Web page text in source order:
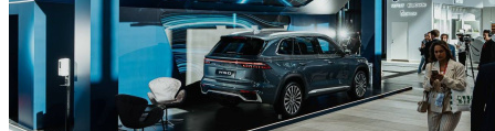
«Русполимет» принимает заявки выпускников на целевое
обучение в ведущих вузах
Металлургическая компания обеспечит студентам стипендию,
наставничество и гарантированное трудоустройство
Экономика: выстоять и приумножить Подробнее